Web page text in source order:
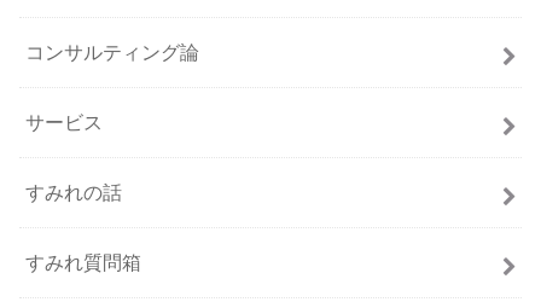
コンサルティング論
サービス
すみれの話
すみれ質問箱